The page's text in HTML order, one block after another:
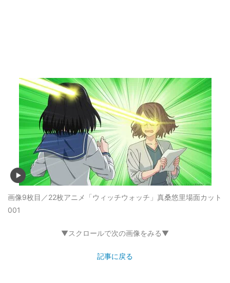
画像9枚目／22枚アニメ「ウィッチウォッチ」真桑悠里場面カット
001
▼スクロールで次の画像をみる▼
記事に戻る